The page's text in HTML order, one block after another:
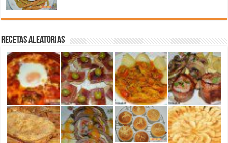
Recetas aleatorias